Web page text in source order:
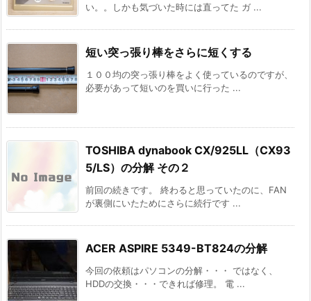
い。。しかも気づいた時には直ってた ガ ...
短い突っ張り棒をさらに短くする
１００均の突っ張り棒をよく使っているのですが、
必要があって短いのを買いに行った ...
TOSHIBA dynabook CX/925LL（CX93
5/LS）の分解 その２
前回の続きです。 終わると思っていたのに、FAN
が裏側にいたためにさらに続行です ...
ACER ASPIRE 5349-BT824の分解
今回の依頼はパソコンの分解・・・ ではなく、
HDDの交換・・・できれば修理。 電 ...